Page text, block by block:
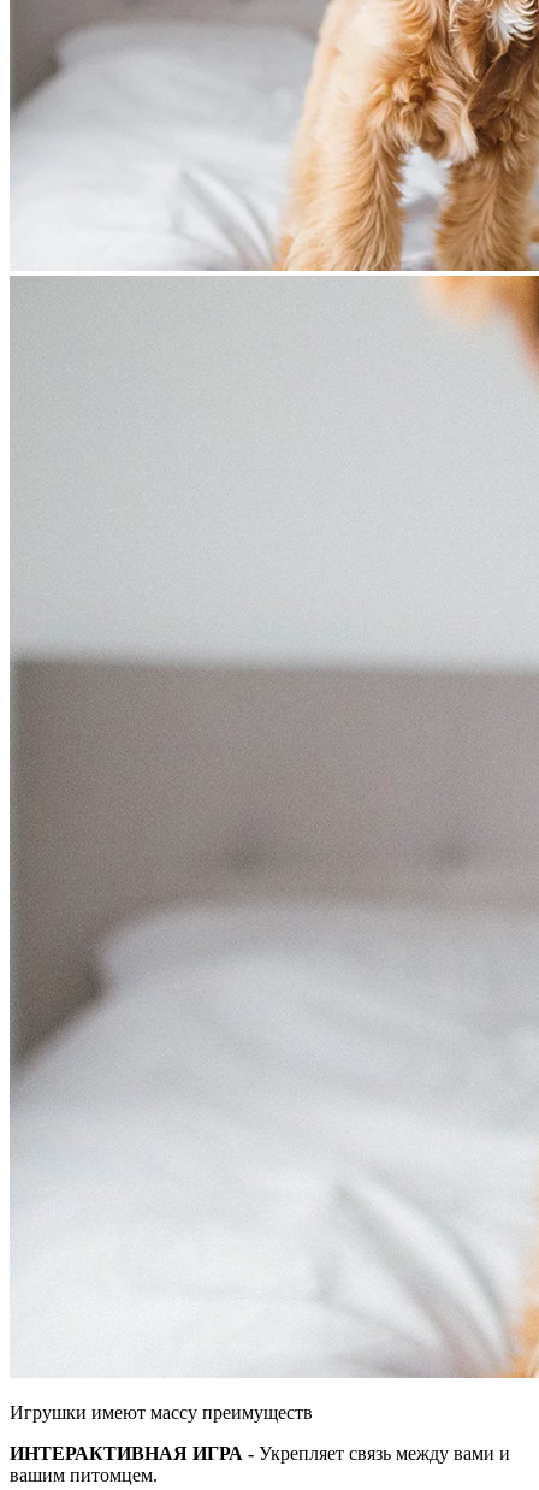
Игрушки имеют массу преимуществ
ИНТЕРАКТИВНАЯ ИГРА - Укрепляет связь между вами и
вашим питомцем.